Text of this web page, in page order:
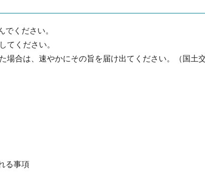
ください。
てください。
合は、速やかにその旨を届け出てください。（国土
る事項